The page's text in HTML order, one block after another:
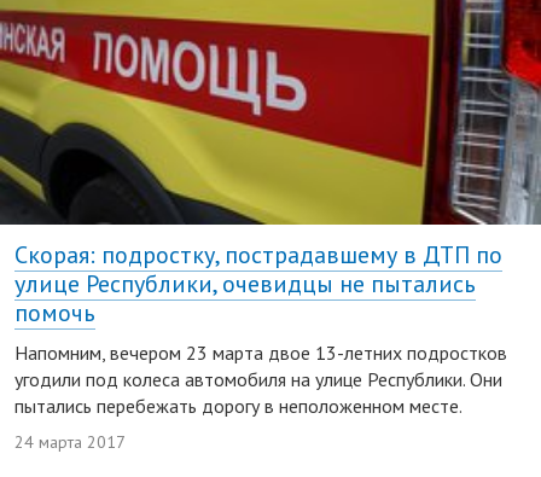
Скорая: подростку, пострадавшему в ДТП по
улице Республики, очевидцы не пытались
помочь
Напомним, вечером 23 марта двое 13-летних подростков
угодили под колеса автомобиля на улице Республики. Они
пытались перебежать дорогу в неположенном месте.
24 марта 2017